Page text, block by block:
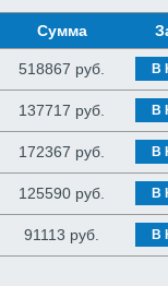
Сумма
518867 руб. В
137717 руб. В
172367 руб. В
125590 руб. В
91113 руб. В